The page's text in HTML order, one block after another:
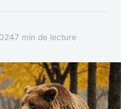
7 min de lecture